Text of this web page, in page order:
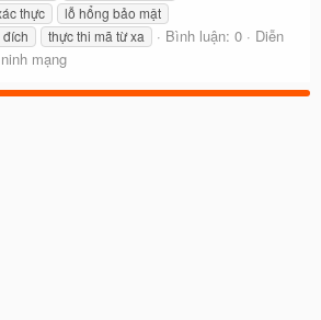
thực
lỗ hổng bảo mật
thực thi mã từ xa Bình luận: 0
Diễn
mạng